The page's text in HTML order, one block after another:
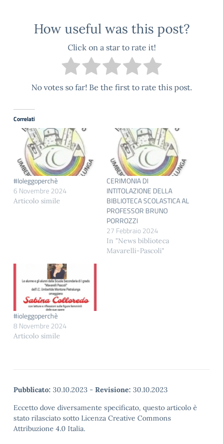
How useful was this post?
Click on a star to rate it!
No votes so far! Be the first to rate this post.
Correlati
#Ioleggoperchè
6 Novembre 2024
Articolo simile
CERIMONIA DI
INTITOLAZIONE DELLA
BIBLIOTECA SCOLASTICA AL
PROFESSOR BRUNO
PORROZZI
27 Febbraio 2024
In "News biblioteca
Mavarelli-Pascoli"
#ioleggoperchè
8 Novembre 2024
Articolo simile
Pubblicato: 30.10.2023 - Revisione: 30.10.2023
Eccetto dove diversamente specificato, questo articolo è
stato rilasciato sotto Licenza Creative Commons
Attribuzione 4.0 Italia.